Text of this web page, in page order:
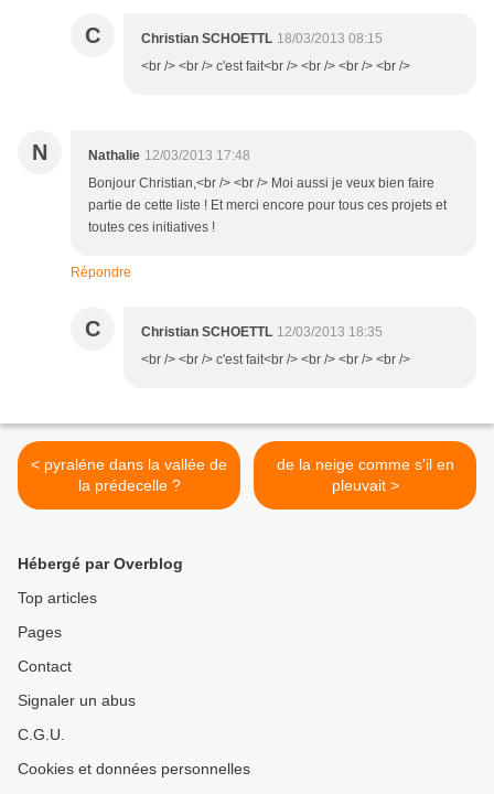
C Christian SCHOETTL 18/03/2013 08:15
<br /> <br /> c'est fait<br /> <br /> <br /> <br />
N Nathalie 12/03/2013 17:48
Bonjour Christian,<br /> <br /> Moi aussi je veux bien faire
partie de cette liste ! Et merci encore pour tous ces projets et
toutes ces initiatives !
Répondre
C Christian SCHOETTL 12/03/2013 18:35
<br /> <br /> c'est fait<br /> <br /> <br /> <br />
< pyraléne dans la vallée de
la prédecelle ?
de la neige comme s'il en
pleuvait >
Hébergé par Overblog
Top articles
Pages
Contact
Signaler un abus
C.G.U.
Cookies et données personnelles